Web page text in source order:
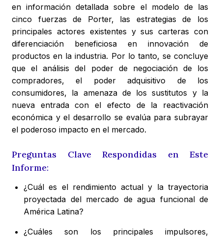
en información detallada sobre el modelo de las
cinco fuerzas de Porter, las estrategias de los
principales actores existentes y sus carteras con
diferenciación beneficiosa en innovación de
productos en la industria. Por lo tanto, se concluye
que el análisis del poder de negociación de los
compradores, el poder adquisitivo de los
consumidores, la amenaza de los sustitutos y la
nueva entrada con el efecto de la reactivación
económica y el desarrollo se evalúa para subrayar
el poderoso impacto en el mercado.
Preguntas Clave Respondidas en Este
Informe:
¿Cuál es el rendimiento actual y la trayectoria
proyectada del mercado de agua funcional de
América Latina?
¿Cuáles son los principales impulsores,